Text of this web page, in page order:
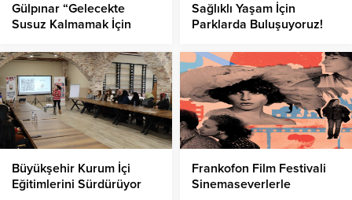
Gülpınar “Gelecekte
Susuz Kalmamak İçin
Sağlıklı Yaşam İçin
Parklarda Buluşuyoruz!
Büyükşehir Kurum İçi
Eğitimlerini Sürdürüyor
Frankofon Film Festivali
Sinemaseverlerle